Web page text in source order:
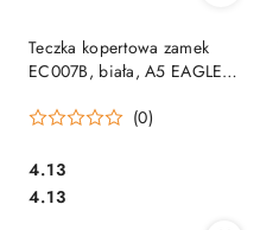
Teczka kopertowa zamek
EC007B, biała, A5 EAGLE
(0)
Cena:
4.13
Cena:
4.13